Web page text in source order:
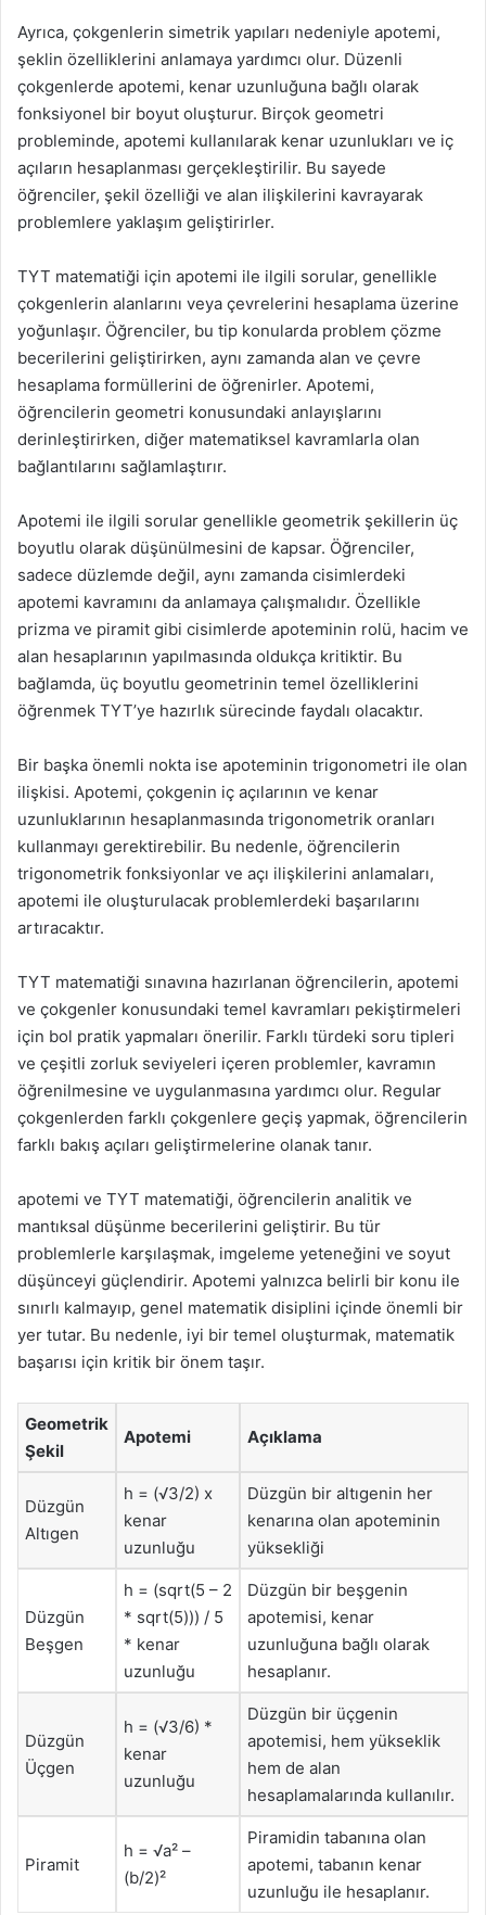
Ayrıca, çokgenlerin simetrik yapıları nedeniyle apotemi,
şeklin özelliklerini anlamaya yardımcı olur. Düzenli
çokgenlerde apotemi, kenar uzunluğuna bağlı olarak
fonksiyonel bir boyut oluşturur. Birçok geometri
probleminde, apotemi kullanılarak kenar uzunlukları ve iç
açıların hesaplanması gerçekleştirilir. Bu sayede
öğrenciler, şekil özelliği ve alan ilişkilerini kavrayarak
problemlere yaklaşım geliştirirler.
TYT matematiği için apotemi ile ilgili sorular, genellikle
çokgenlerin alanlarını veya çevrelerini hesaplama üzerine
yoğunlaşır. Öğrenciler, bu tip konularda problem çözme
becerilerini geliştirirken, aynı zamanda alan ve çevre
hesaplama formüllerini de öğrenirler. Apotemi,
öğrencilerin geometri konusundaki anlayışlarını
derinleştirirken, diğer matematiksel kavramlarla olan
bağlantılarını sağlamlaştırır.
Apotemi ile ilgili sorular genellikle geometrik şekillerin üç
boyutlu olarak düşünülmesini de kapsar. Öğrenciler,
sadece düzlemde değil, aynı zamanda cisimlerdeki
apotemi kavramını da anlamaya çalışmalıdır. Özellikle
prizma ve piramit gibi cisimlerde apoteminin rolü, hacim ve
alan hesaplarının yapılmasında oldukça kritiktir. Bu
bağlamda, üç boyutlu geometrinin temel özelliklerini
öğrenmek TYT’ye hazırlık sürecinde faydalı olacaktır.
Bir başka önemli nokta ise apoteminin trigonometri ile olan
ilişkisi. Apotemi, çokgenin iç açılarının ve kenar
uzunluklarının hesaplanmasında trigonometrik oranları
kullanmayı gerektirebilir. Bu nedenle, öğrencilerin
trigonometrik fonksiyonlar ve açı ilişkilerini anlamaları,
apotemi ile oluşturulacak problemlerdeki başarılarını
artıracaktır.
TYT matematiği sınavına hazırlanan öğrencilerin, apotemi
ve çokgenler konusundaki temel kavramları pekiştirmeleri
için bol pratik yapmaları önerilir. Farklı türdeki soru tipleri
ve çeşitli zorluk seviyeleri içeren problemler, kavramın
öğrenilmesine ve uygulanmasına yardımcı olur. Regular
çokgenlerden farklı çokgenlere geçiş yapmak, öğrencilerin
farklı bakış açıları geliştirmelerine olanak tanır.
apotemi ve TYT matematiği, öğrencilerin analitik ve
mantıksal düşünme becerilerini geliştirir. Bu tür
problemlerle karşılaşmak, imgeleme yeteneğini ve soyut
düşünceyi güçlendirir. Apotemi yalnızca belirli bir konu ile
sınırlı kalmayıp, genel matematik disiplini içinde önemli bir
yer tutar. Bu nedenle, iyi bir temel oluşturmak, matematik
başarısı için kritik bir önem taşır.
Geometrik
Şekil
Apotemi Açıklama
Düzgün
Altıgen
h = (√3/2) x
kenar
uzunluğu
Düzgün bir altıgenin her
kenarına olan apoteminin
yüksekliği
Düzgün
Beşgen
h = (sqrt(5 – 2
* sqrt(5))) / 5
* kenar
uzunluğu
Düzgün bir beşgenin
apotemisi, kenar
uzunluğuna bağlı olarak
hesaplanır.
Düzgün
Üçgen
h = (√3/6) *
kenar
uzunluğu
Düzgün bir üçgenin
apotemisi, hem yükseklik
hem de alan
hesaplamalarında kullanılır.
Piramit
h = √a² –
(b/2)²
Piramidin tabanına olan
apotemi, tabanın kenar
uzunluğu ile hesaplanır.